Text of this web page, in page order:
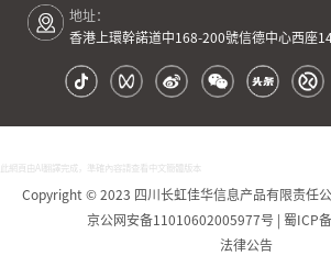
地址：
香港上環幹諾道中168-200號信德中心西座
此網頁由AI翻譯完成，準確內容請查看中文簡體版本
Copyright © 2023 四川长虹佳华信息产品有限责任
京公网安备11010602005977号 | 蜀ICP
法律公告